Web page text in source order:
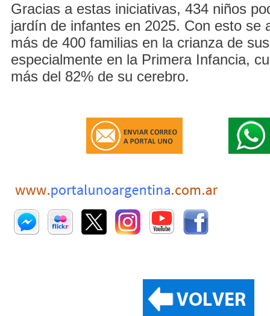
Gracias a estas iniciativas, 434 niños
jardín de infantes en 2025. Con esto se
más de 400 familias en la crianza de
especialmente en la Primera Infancia,
más del 82% de su cerebro.